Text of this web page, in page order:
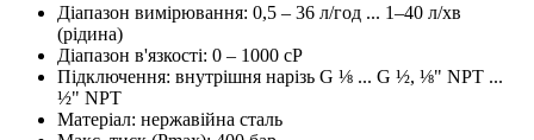
Діапазон вимірювання: 0,5 – 36 л/год ... 1–40 л/хв
(рідина)
Діапазон в'язкості: 0 – 1000 cP
Підключення: внутрішня нарізь G ⅛ ... G ½, ⅛" NPT ...
½" NPT
Матеріал: нержавійна сталь